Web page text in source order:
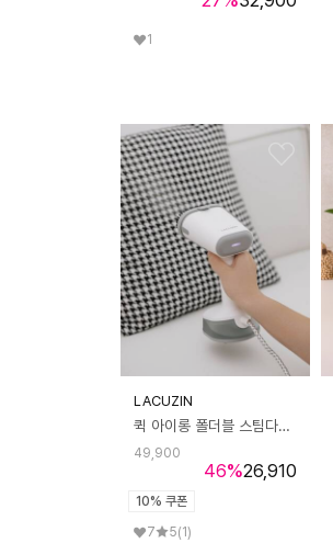
1
LACUZIN
퀵 아이롱 폴더블 스팀다리미 그레이
46%
49,900
26,910
10% 쿠폰
7
5(1)